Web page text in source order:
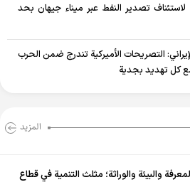
لاستئناف تصدير النفط عبر ميناء جيهان بحد
التصريحات الأميركية تندرج ضمن الحرب
كل تهديد بجدية
المزید
والبيئة والوراثة؛ مثلث التنمية في قطاع